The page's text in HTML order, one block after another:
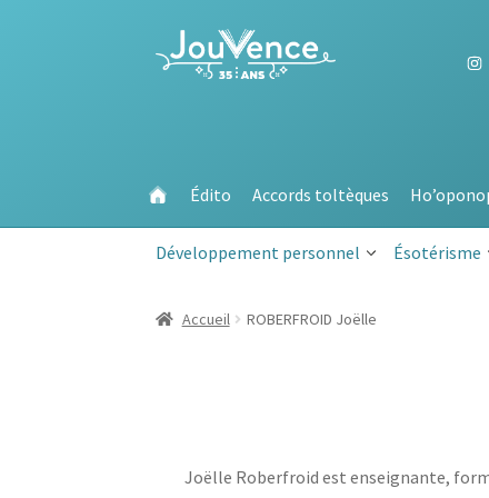
Aller
à
Aller
au
Édito Accords toltèques
Développement personnel Ésotérisme
Accueil ROBERFROID Joëlle
Joëlle Roberfroid est enseignante,